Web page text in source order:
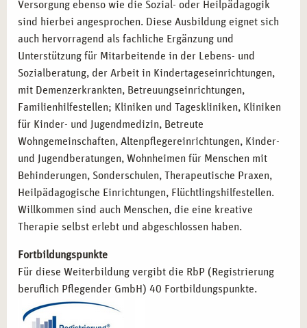
Versorgung ebenso wie die Sozial- oder Heilpädagogik
sind hierbei angesprochen. Diese Ausbildung eignet sich
auch hervorragend als fachliche Ergänzung und
Unterstützung für Mitarbeitende in der Lebens- und
Sozialberatung, der Arbeit in Kindertageseinrichtungen,
mit Demenzerkrankten, Betreuungseinrichtungen,
Familienhilfestellen; Kliniken und Tageskliniken, Kliniken
für Kinder- und Jugendmedizin, Betreute
Wohngemeinschaften, Altenpflegereinrichtungen, Kinder-
und Jugendberatungen, Wohnheimen für Menschen mit
Behinderungen, Sonderschulen, Therapeutische Praxen,
Heilpädagogische Einrichtungen, Flüchtlingshilfestellen.
Willkommen sind auch Menschen, die eine kreative
Therapie selbst erlebt und abgeschlossen haben.
Fortbildungspunkte
Für diese Weiterbildung vergibt die RbP (Registrierung
beruflich Pflegender GmbH) 40 Fortbildungspunkte.